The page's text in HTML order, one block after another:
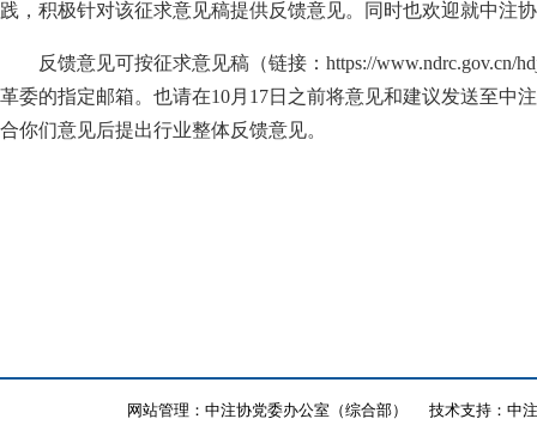
践，积极针对该征求意见稿提供反馈意见。同时也欢迎就中注
反馈意见可按征求意见稿（链接： https://www.ndrc.gov.cn/
革委的指定邮箱。也请在10月17日之前将意见和建议发送至中
合你们意见后提出行业整体反馈意见。
网站管理：中注协党委办公室（综合部） 技术支持：中